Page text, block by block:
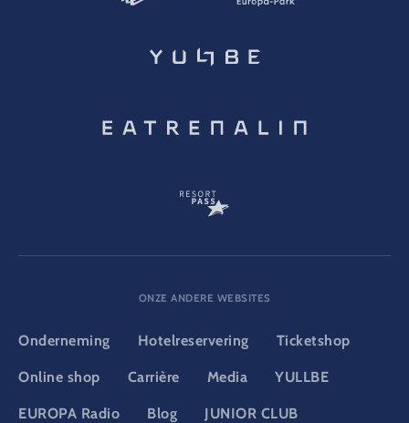
ONZE ANDERE WEBSITES
Onderneming Hotelreservering Ticketshop
Online shop Carrière Media YULLBE
EUROPA Radio Blog JUNIOR CLUB